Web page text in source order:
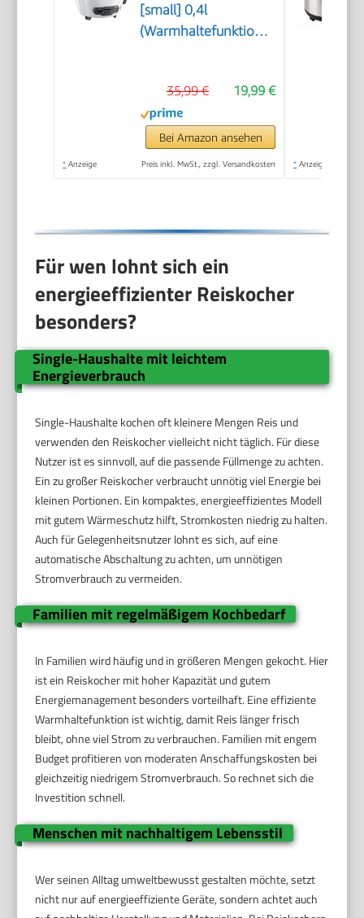
[small] 0,4l
(Warmhaltefunktion,
Messbecher, ideal
auch für Quinoa &
Couscous,
Reiswärmer) 27020-
19,99 €
35,99 €
Bei Amazon ansehen
* Anzeige Preis inkl. MwSt., zzgl. Versandkosten * Anzeige
Für wen lohnt sich ein
energieeffizienter Reiskocher
besonders?
Single-Haushalte mit leichtem
Energieverbrauch
Single-Haushalte kochen oft kleinere Mengen Reis und
verwenden den Reiskocher vielleicht nicht täglich. Für diese
Nutzer ist es sinnvoll, auf die passende Füllmenge zu achten.
Ein zu großer Reiskocher verbraucht unnötig viel Energie bei
kleinen Portionen. Ein kompaktes, energieeffizientes Modell
mit gutem Wärmeschutz hilft, Stromkosten niedrig zu halten.
Auch für Gelegenheitsnutzer lohnt es sich, auf eine
automatische Abschaltung zu achten, um unnötigen
Stromverbrauch zu vermeiden.
Familien mit regelmäßigem Kochbedarf
In Familien wird häufig und in größeren Mengen gekocht. Hier
ist ein Reiskocher mit hoher Kapazität und gutem
Energiemanagement besonders vorteilhaft. Eine effiziente
Warmhaltefunktion ist wichtig, damit Reis länger frisch
bleibt, ohne viel Strom zu verbrauchen. Familien mit engem
Budget profitieren von moderaten Anschaffungskosten bei
gleichzeitig niedrigem Stromverbrauch. So rechnet sich die
Investition schnell.
Menschen mit nachhaltigem Lebensstil
Wer seinen Alltag umweltbewusst gestalten möchte, setzt
nicht nur auf energieeffiziente Geräte, sondern achtet auch